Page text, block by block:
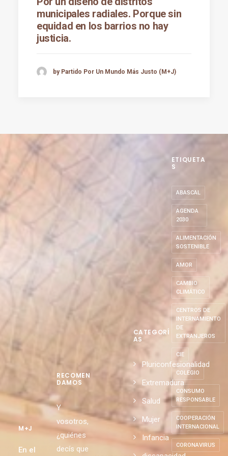
municipales radiales. Porque sin
equidad en los barrios no hay
justicia.
by Partido Por Un Mundo Más Justo (M+J)
M+J
En el
RECOMEN
DAMOS
Y
vosotros,
¿quiénes
decís que
CATEGORÍ
AS
Pluriconfesionalidad
Extremadura
Salud
Mujer
Infancia
ETIQUETA
S
ABASCAL
AGENDA
2030
ALIMENTACIÓN
SOSTENIBLE
AMOR
CAMBIO
CLIMÁTICO
CENTROS DE
INTERNAMIENTO
DE
EXTRANJEROS
CIE
COLEGIO
CONSUMO
RESPONSABLE
COOPERACIÓN
INTERNACIONAL
CORONAVIRUS